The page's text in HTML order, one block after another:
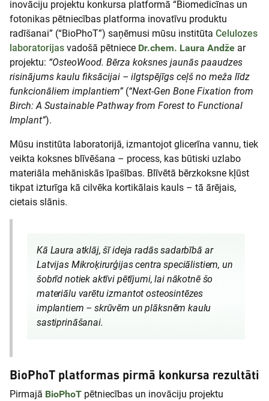
inovāciju projektu konkursa platformā “Biomedicīnas un
fotonikas pētniecības platforma inovatīvu produktu
radīšanai” (“BioPhoT”) saņēmusi mūsu institūta Celulozes
laboratorijas vadošā pētniece Dr.chem. Laura Andže ar
projektu: “OsteoWood. Bērza koksnes jaunās paaudzes
risinājums kaulu fiksācijai – ilgtspējīgs ceļš no meža līdz
funkcionāliem implantiem” (“Next-Gen Bone Fixation from
Birch: A Sustainable Pathway from Forest to Functional
Implant”).
Mūsu institūta laboratorijā, izmantojot glicerīna vannu, tiek
veikta koksnes blīvēšana – process, kas būtiski uzlabo
materiāla mehāniskās īpašības. Blīvētā bērzkoksne kļūst
tikpat izturīga kā cilvēka kortikālais kauls – tā ārējais,
cietais slānis.
Kā Laura atklāj, šī ideja radās sadarbībā ar
Latvijas Mikroķirurģijas centra speciālistiem, un
šobrīd notiek aktīvi pētījumi, lai nākotnē šo
materiālu varētu izmantot osteosintēzes
implantiem – skrūvēm un plāksnēm kaulu
sastiprināšanai.
BioPhoT platformas pirmā konkursa rezultāti
Pirmajā BioPhoT pētniecības un inovāciju projektu